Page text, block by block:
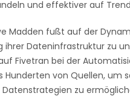
und effektiver auf
Madden fußt auf der
ihrer Dateninfrastruktur zu
Fivetran bei der
von Quellen, um
zu